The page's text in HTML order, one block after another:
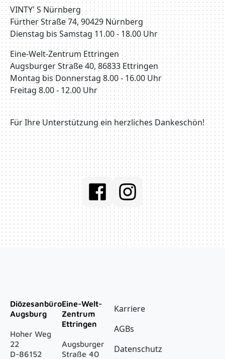
VINTY' S Nürnberg
Fürther Straße 74, 90429 Nürnberg
Dienstag bis Samstag 11.00 - 18.00 Uhr
Eine-Welt-Zentrum Ettringen
Augsburger Straße 40, 86833 Ettringen
Montag bis Donnerstag 8.00 - 16.00 Uhr
Freitag 8.00 - 12.00 Uhr
Für Ihre Unterstützung ein herzliches Dankeschön!
Social Media
Diözesanbüro
Augsburg
Hoher Weg
22
D-86152
Eine-Welt-
Zentrum
Ettringen
Augsburger
Straße 40
Fußzeile
Karriere
AGBs
Datenschutz